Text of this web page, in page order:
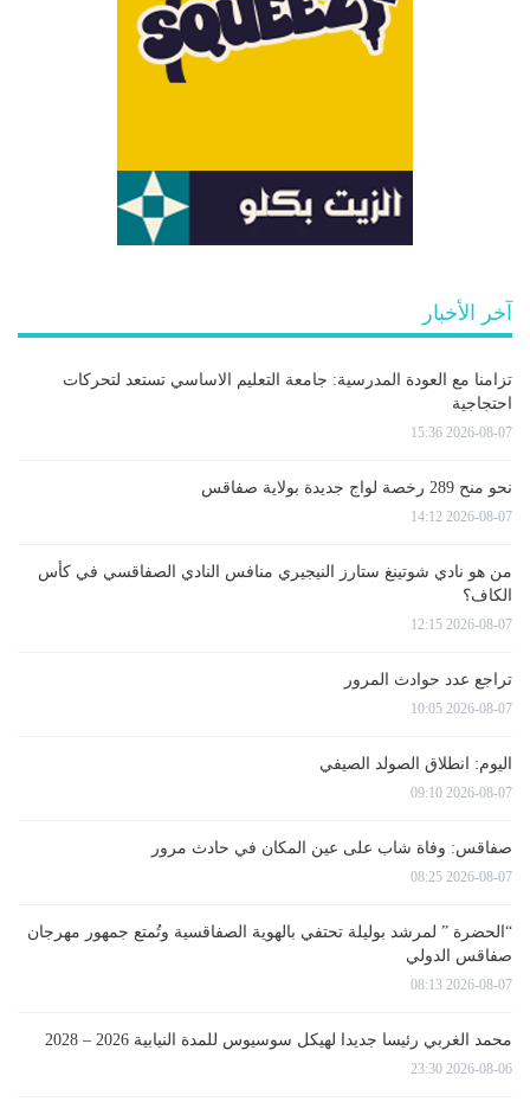
آخر الأخبار
تزامنا مع العودة المدرسية: جامعة التعليم الاساسي تستعد لتحركات
احتجاجية
2026-08-07 15:36
نحو منح 289 رخصة لواج جديدة بولاية صفاقس
2026-08-07 14:12
من هو نادي شوتينغ ستارز النيجيري منافس النادي الصفاقسي في كأس
الكاف؟
2026-08-07 12:15
تراجع عدد حوادث المرور
2026-08-07 10:05
اليوم: انطلاق الصولد الصيفي
2026-08-07 09:10
صفاقس: وفاة شاب على عين المكان في حادث مرور
2026-08-07 08:25
“الحضرة ” لمرشد بوليلة تحتفي بالهوية الصفاقسية وتُمتع جمهور مهرجان
صفاقس الدولي
2026-08-07 08:13
محمد الغربي رئيسا جديدا لهيكل سوسيوس للمدة النيابية 2026 – 2028
2026-08-06 23:30